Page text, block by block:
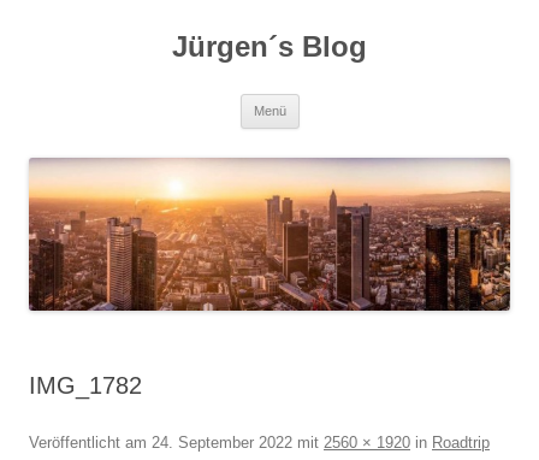
Jürgen´s Blog
Menü
IMG_1782
Veröffentlicht am 24. September 2022 mit 2560 × 1920 in Roadtrip